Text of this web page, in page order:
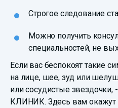
Строгое следование
Можно получить
специальностей, не
Если вас беспокоят такие
на лице, шее, зуд или
или сосудистые
КЛИНИК. Здесь вам